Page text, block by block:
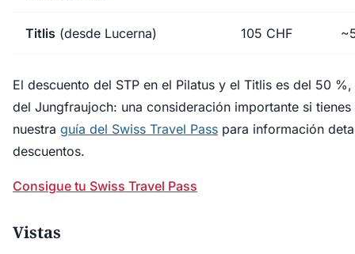
Titlis (desde Lucerna) 105 CHF
El descuento del STP en el Pilatus y el Titlis es del 50
del Jungfraujoch: una consideración importante si tienes
nuestra guía del Swiss Travel Pass para información
descuentos.
Consigue tu Swiss Travel Pass
Vistas